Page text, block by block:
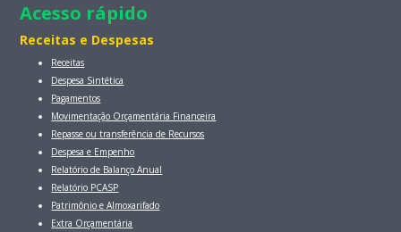
Acesso rápido
Receitas e Despesas
Receitas
Despesa Sintética
Pagamentos
Movimentação Orçamentária Financeira
Repasse ou transferência de Recursos
Despesa e Empenho
Relatório de Balanço Anual
Relatório PCASP
Patrimônio e Almoxarifado
Extra Orçamentária